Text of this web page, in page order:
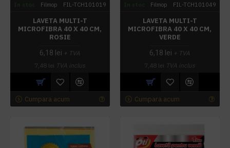
Filmop FIL-TCH101019
LAVETA MULTI-T
MICROFIBRA 40 X 40 CM,
ROSIE
6,18 lei + TVA
7,48 lei TVA inclus
Cumpara acum
Filmop FIL-TCH101049
LAVETA MULTI-T
MICROFIBRA 40 X 40 CM,
VERDE
6,18 lei + TVA
7,48 lei TVA inclus
Cumpara acum